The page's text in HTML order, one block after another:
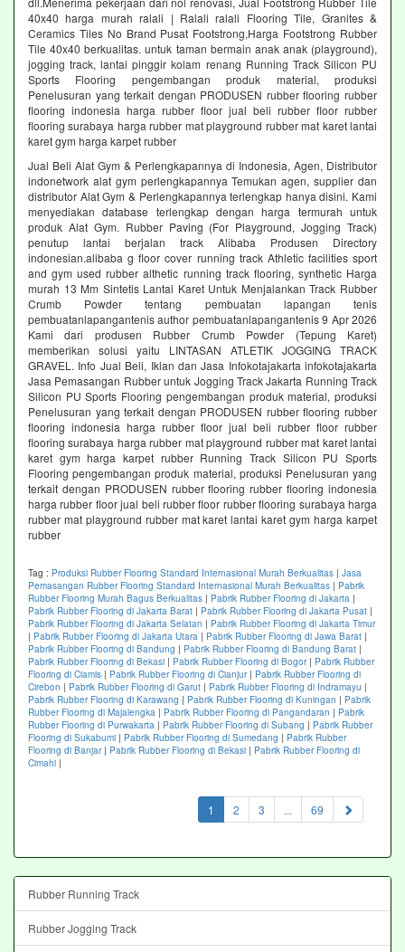
40x40 harga murah ralali | Ralali ralali Flooring Tile, Granites &
Ceramics Tiles No Brand Pusat Footstrong,Harga Footstrong Rubber
Tile 40x40 berkualitas. untuk taman bermain anak anak (playground),
jogging track, lantai pinggir kolam renang Running Track Silicon PU
Sports Flooring pengembangan produk material, produksi
Penelusuran yang terkait dengan PRODUSEN rubber flooring rubber
flooring indonesia harga rubber floor jual beli rubber floor rubber
flooring surabaya harga rubber mat playground rubber mat karet lantai
karet gym harga karpet rubber
Jual Beli Alat Gym & Perlengkapannya di Indonesia, Agen, Distributor
indonetwork alat gym perlengkapannya Temukan agen, supplier dan
distributor Alat Gym & Perlengkapannya terlengkap hanya disini. Kami
menyediakan database terlengkap dengan harga termurah untuk
produk Alat Gym. Rubber Paving (For Playground, Jogging Track)
penutup lantai berjalan track Alibaba Produsen Directory
indonesian.alibaba g floor cover running track Athletic facilities sport
and gym used rubber althetic running track flooring, synthetic Harga
murah 13 Mm Sintetis Lantai Karet Untuk Menjalankan Track Rubber
Crumb Powder tentang pembuatan lapangan tenis
pembuatanlapangantenis author pembuatanlapangantenis 9 Apr 2026
Kami dari produsen Rubber Crumb Powder (Tepung Karet)
memberikan solusi yaitu LINTASAN ATLETIK JOGGING TRACK
GRAVEL. Info Jual Beli, Iklan dan Jasa Infokotajakarta infokotajakarta
Jasa Pemasangan Rubber untuk Jogging Track Jakarta Running Track
Silicon PU Sports Flooring pengembangan produk material, produksi
Penelusuran yang terkait dengan PRODUSEN rubber flooring rubber
flooring indonesia harga rubber floor jual beli rubber floor rubber
flooring surabaya harga rubber mat playground rubber mat karet lantai
karet gym harga karpet rubber Running Track Silicon PU Sports
Flooring pengembangan produk material, produksi Penelusuran yang
terkait dengan PRODUSEN rubber flooring rubber flooring indonesia
harga rubber floor jual beli rubber floor rubber flooring surabaya harga
rubber mat playground rubber mat karet lantai karet gym harga karpet
rubber
Tag : Produksi Rubber Flooring Standard Internasional Murah Berkualitas | Jasa
Pemasangan Rubber Flooring Standard Internasional Murah Berkualitas | Pabrik
Rubber Flooring Murah Bagus Berkualitas | Pabrik Rubber Flooring di Jakarta |
Pabrik Rubber Flooring di Jakarta Barat | Pabrik Rubber Flooring di Jakarta Pusat |
Pabrik Rubber Flooring di Jakarta Selatan | Pabrik Rubber Flooring di Jakarta Timur
| Pabrik Rubber Flooring di Jakarta Utara | Pabrik Rubber Flooring di Jawa Barat |
Pabrik Rubber Flooring di Bandung | Pabrik Rubber Flooring di Bandung Barat |
Pabrik Rubber Flooring di Bekasi | Pabrik Rubber Flooring di Bogor| Pabrik Rubber
Flooring di Ciamis | Pabrik Rubber Flooring di Cianjur| Pabrik Rubber Flooring di
Cirebon | Pabrik Rubber Flooring di Garut | Pabrik Rubber Flooring di Indramayu |
Pabrik Rubber Flooring di Karawang | Pabrik Rubber Flooring di Kuningan | Pabrik
Rubber Flooring di Majalengka | Pabrik Rubber Flooring di Pangandaran | Pabrik
Rubber Flooring di Purwakarta | Pabrik Rubber Flooring di Subang | Pabrik Rubber
Flooring di Sukabumi | Pabrik Rubber Flooring di Sumedang | Pabrik Rubber
Flooring di Banjar| Pabrik Rubber Flooring di Bekasi | Pabrik Rubber Flooring di
Cimahi |
1 (current)
2 3 ... 69
Rubber Running Track
Rubber Jogging Track